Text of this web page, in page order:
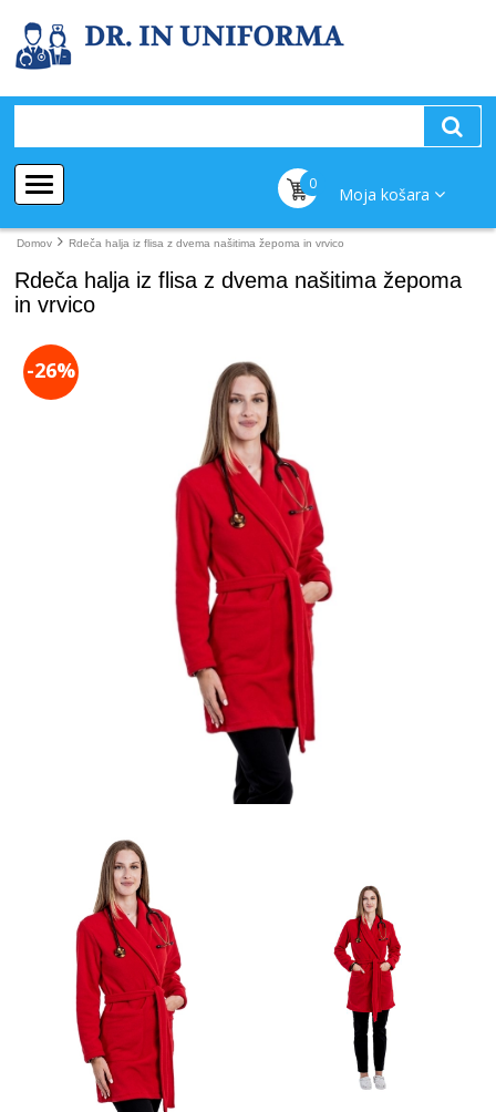
0
Moja košara
Domov Rdeča halja iz flisa z dvema našitima žepoma in vrvico
Rdeča halja iz flisa z dvema našitima žepoma
in vrvico
-26%